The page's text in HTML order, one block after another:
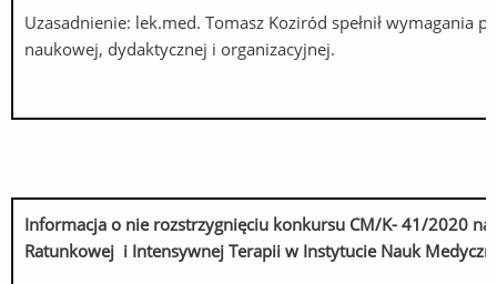
Uzasadnienie: lek.med. Tomasz Koziród spełnił wymagania
naukowej, dydaktycznej i organizacyjnej.
Informacja o nie rozstrzygnięciu konkursu CM/K- 41/2020
Ratunkowej i Intensywnej Terapii w Instytucie Nauk